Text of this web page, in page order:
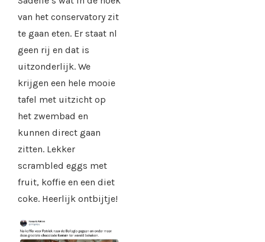
van het conservatory zit
te gaan eten. Er staat nl
geen rij en dat is
uitzonderlijk. We
krijgen een hele mooie
tafel met uitzicht op
het zwembad en
kunnen direct gaan
zitten. Lekker
scrambled eggs met
fruit, koffie en een diet
coke. Heerlijk ontbijtje!